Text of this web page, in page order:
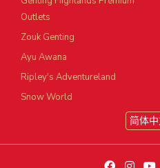
Outlets
Zouk Genting
Ayu Awana
Ripley's Adventureland
Snow World
简体